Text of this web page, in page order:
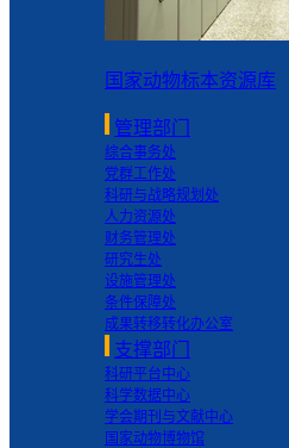
国家动物标本资源库
管理部门
综合事务处
党群工作处
科研与战略规划处
人力资源处
财务管理处
研究生处
设施管理处
条件保障处
成果转移转化办公室
支撑部门
科研平台中心
科学数据中心
学会期刊与文献中心
国家动物博物馆